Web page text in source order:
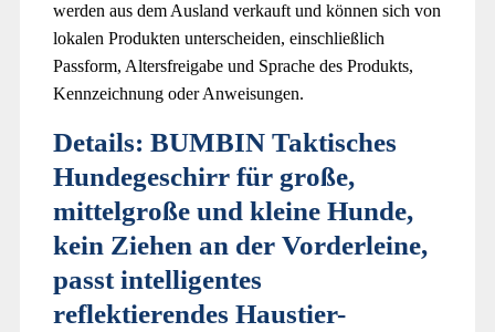
werden aus dem Ausland verkauft und können sich von
lokalen Produkten unterscheiden, einschließlich
Passform, Altersfreigabe und Sprache des Produkts,
Kennzeichnung oder Anweisungen.
Details: BUMBIN Taktisches
Hundegeschirr für große,
mittelgroße und kleine Hunde,
kein Ziehen an der Vorderleine,
passt intelligentes
reflektierendes Haustier-